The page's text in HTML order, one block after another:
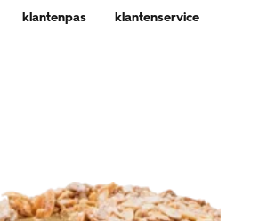
klantenpas klantenservice